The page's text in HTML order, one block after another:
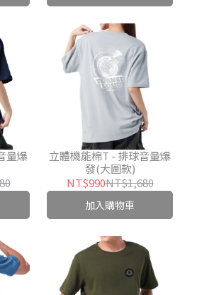
量爆
立體機能棉T - 排球音量爆
發(大圖款)
NT$990NT$1,680
加入購物車